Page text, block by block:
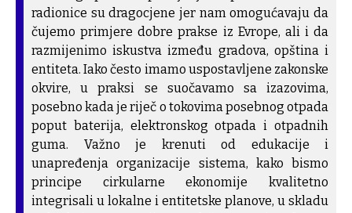
radionice su dragocjene jer nam omogućavaju da
čujemo primjere dobre prakse iz Evrope, ali i da
razmijenimo iskustva između gradova, opština i
entiteta. Iako često imamo uspostavljene zakonske
okvire, u praksi se suočavamo sa izazovima,
posebno kada je riječ o tokovima posebnog otpada
poput baterija, elektronskog otpada i otpadnih
guma. Važno je krenuti od edukacije i
unapređenja organizacije sistema, kako bismo
principe cirkularne ekonomije kvalitetno
integrisali u lokalne i entitetske planove, u skladu